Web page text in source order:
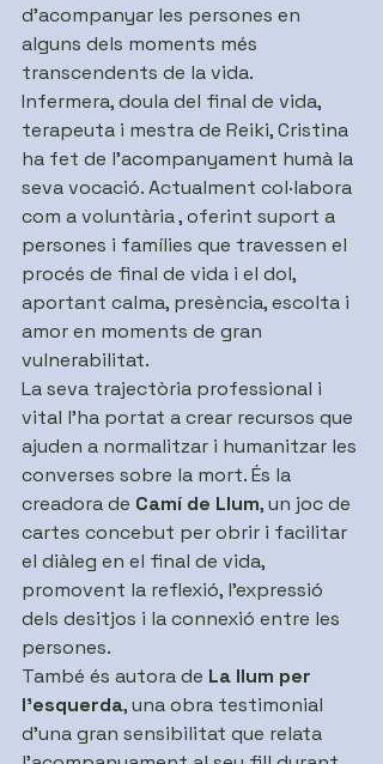
d'acompanyar les persones en
alguns dels moments més
transcendents de la vida.
Infermera, doula del final de vida,
terapeuta i mestra de Reiki, Cristina
ha fet de l'acompanyament humà la
seva vocació. Actualment col·labora
com a voluntària , oferint suport a
persones i famílies que travessen el
procés de final de vida i el dol,
aportant calma, presència, escolta i
amor en moments de gran
vulnerabilitat.
La seva trajectòria professional i
vital l'ha portat a crear recursos que
ajuden a normalitzar i humanitzar les
converses sobre la mort. És la
creadora de Camí de Llum, un joc de
cartes concebut per obrir i facilitar
el diàleg en el final de vida,
promovent la reflexió, l'expressió
dels desitjos i la connexió entre les
persones.
També és autora de La llum per
l'esquerda, una obra testimonial
d'una gran sensibilitat que relata